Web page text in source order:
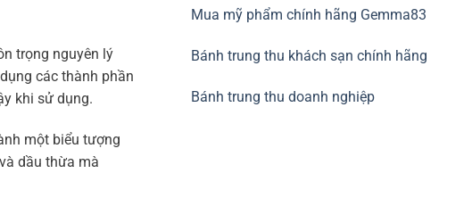
trọng nguyên lý
các thành phần
khi sử dụng.
một biểu tượng
dầu thừa mà
Mua mỹ phẩm chính hãng Gemma83
Bánh trung thu khách sạn chính hãng
Bánh trung thu doanh nghiệp